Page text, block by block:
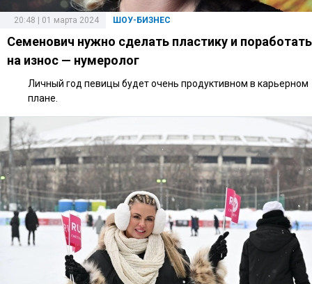
ШОУ-БИЗНЕС
20:48 | 01 марта 2024
Семенович нужно сделать пластику и поработать
на износ — нумеролог
Личный год певицы будет очень продуктивном в карьерном
плане.